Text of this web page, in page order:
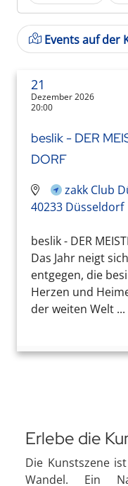
Events auf der
21
Dezember 2026
20:00
beslik - DER
DORF
zakk Club
40233 Düsseldorf
beslik - DER
Das Jahr neigt
entgegen, die
Herzen und
der weiten Welt ...
Erlebe die
Die Kunstszene
Wandel. Ein